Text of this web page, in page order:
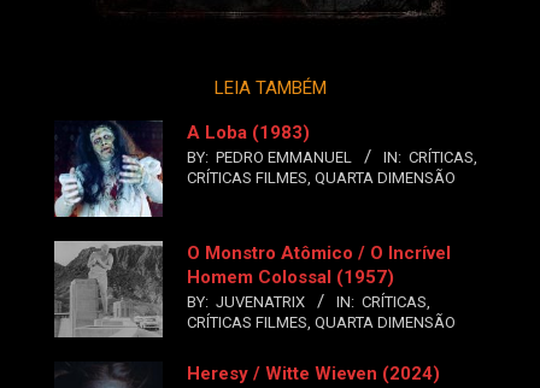
LEIA TAMBÉM
A Loba (1983)
BY: PEDRO EMMANUEL IN: CRÍTICAS,
CRÍTICAS FILMES, QUARTA DIMENSÃO
O Monstro Atômico / O Incrível
Homem Colossal (1957)
BY: JUVENATRIX IN: CRÍTICAS,
CRÍTICAS FILMES, QUARTA DIMENSÃO
Heresy / Witte Wieven (2024)